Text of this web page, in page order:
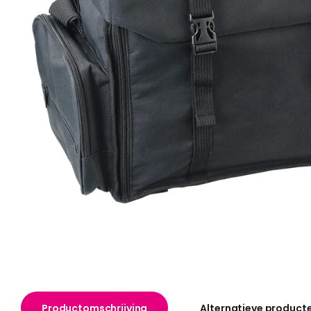
Productomschrijving Alternatieve